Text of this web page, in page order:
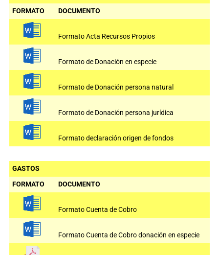
FORMATO
DOCUMENTO
Formato Acta Recursos Propios
Formato de Donación en especie
Formato de Donación persona natural
Formato de Donación persona jurídica
Formato declaración origen de fondos
GASTOS
FORMATO
DOCUMENTO
Formato Cuenta de Cobro
Formato Cuenta de Cobro donación en especie